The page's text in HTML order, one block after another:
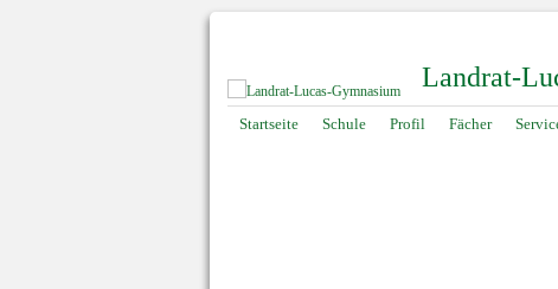
Landrat-
Navigation
Startseite Schule Profil Fächer